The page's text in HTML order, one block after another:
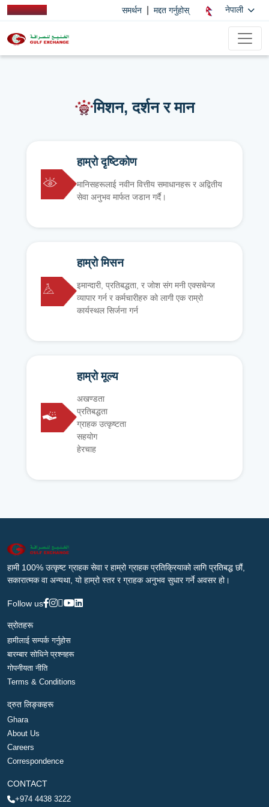
समर्थन मद्दत गर्नुहोस् नेपाली
मिशन, दर्शन र मान
हाम्रो दृष्टिकोण
मानिसहरूलाई नवीन वित्तीय समाधानहरू र अद्वितीय
सेवा अनुभव मार्फत जडान गर्दै।
हाम्रो मिसन
इमान्दारी, प्रतिबद्धता, र जोश संग मनी एक्सचेन्ज
व्यापार गर्न र कर्मचारीहरु को लागी एक राम्रो
कार्यस्थल सिर्जना गर्न
हाम्रो मूल्य
अखण्डता
प्रतिबद्धता
ग्राहक उत्कृष्टता
सहयोग
हेरचाह
हामी 100% उत्कृष्ट ग्राहक सेवा र हाम्रो ग्राहक प्रतिक्रियाको लागि प्रतिबद्ध छौं,
सकारात्मक वा अन्यथा, यो हाम्रो स्तर र ग्राहक अनुभव सुधार गर्ने अवसर हो।
Follow us
स्रोतहरू
हामीलाई सम्पर्क गर्नुहोस
बारम्बार सोधिने प्रश्नहरू
गोपनीयता नीति
Terms & Conditions
द्रुत लिङ्कहरू
Ghara
About Us
Careers
Correspondence
CONTACT
+974 4438 3222